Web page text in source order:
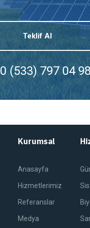
Teklif Al
0 (533) 797 04
Kurumsal
Anasayfa
Hizmetlerimiz
Referanslar
Medya